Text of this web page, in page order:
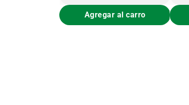
Agregar al carro